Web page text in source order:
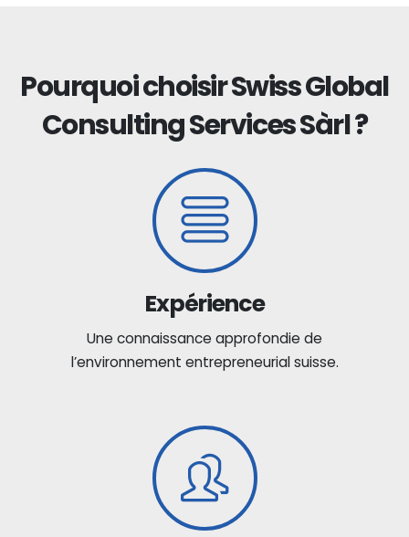
Pourquoi choisir Swiss Global
Consulting Services Sàrl ?
Expérience
Une connaissance approfondie de
l’environnement entrepreneurial suisse.